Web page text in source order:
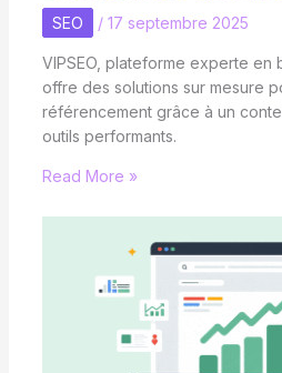
SEO / 17 septembre 2025
VIPSEO, plateforme experte en
offre des solutions sur mesure
référencement grâce à un
outils performants.
Read More »